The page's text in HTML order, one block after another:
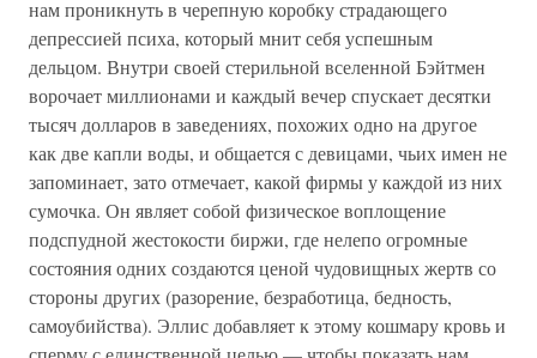
нам проникнуть в черепную коробку страдающего
депрессией психа, который мнит себя успешным
дельцом. Внутри своей стерильной вселенной Бэйтмен
ворочает миллионами и каждый вечер спускает десятки
тысяч долларов в заведениях, похожих одно на другое
как две капли воды, и общается с девицами, чьих имен не
запоминает, зато отмечает, какой фирмы у каждой из них
сумочка. Он являет собой физическое воплощение
подспудной жестокости биржи, где нелепо огромные
состояния одних создаются ценой чудовищных жертв со
стороны других (разорение, безработица, бедность,
самоубийства). Эллис добавляет к этому кошмару кровь и